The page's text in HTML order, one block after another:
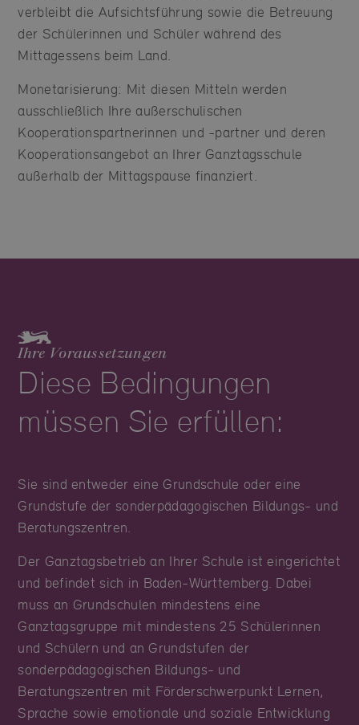
verbleibt die Aufsichtsführung sowie die Betreuung
der Schülerinnen und Schüler während des
Mittagessens beim Land.
Monetarisierung: Mit diesen Mitteln werden
ausschließlich Ihre außerschulischen
Kooperationspartnerinnen und -partner und deren
Kooperationsangebot an Ihrer Ganztagsschule
außerhalb der Mittagspause finanziert.
Ihre Voraussetzungen
Diese Bedingungen
müssen Sie erfüllen:
Sie sind entweder eine Grundschule oder eine
Grundstufe der sonderpädagogischen Bildungs- und
Beratungszentren.
Der Ganztagsbetrieb an Ihrer Schule ist eingerichtet
und befindet sich in Baden-Württemberg. Dabei
muss an Grundschulen mindestens eine
Ganztagsgruppe mit mindestens 25 Schülerinnen
und Schülern und an Grundstufen der
sonderpädagogischen Bildungs- und
Beratungszentren mit Förderschwerpunkt Lernen,
Sprache sowie emotionale und soziale Entwicklung